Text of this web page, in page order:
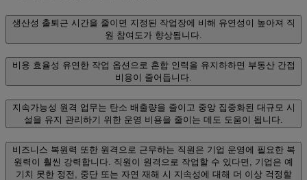
생산성 출퇴근 시간을 줄이면 지정된 작업장에 비해 유연성이 높아져 직
원 참여도가 향상됩니다.
비용 효율성 유연한 작업 옵션으로 혼합 인력을 유지하하면 부동산 간접
비용이 줄어듭니다.
지속가능성 원격 업무는 탄소 배출량을 줄이고 중앙 집중화된 대규모 시
설을 유지 관리하기 위한 운영 비용을 줄이는 데도 도움이 됩니다.
비즈니스 복원력 또한 원격으로 근무하는 직원은 기업 운영에 필요한 복
원력이 훨씬 강력합니다. 직원이 원격으로 작업할 수 있다면, 기업은 예
기치 못한 정전, 중단 또는 자연 재해 시 지속성에 대해 더 이상 걱정할